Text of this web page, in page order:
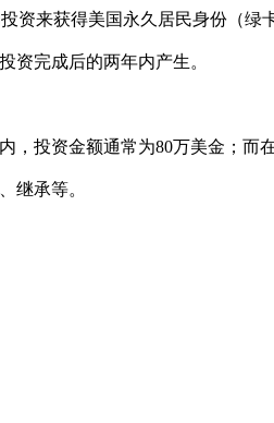
资来获得美国永久居民身份（绿
资完成后的两年内产生。
投资金额通常为80万美金；而
继承等。